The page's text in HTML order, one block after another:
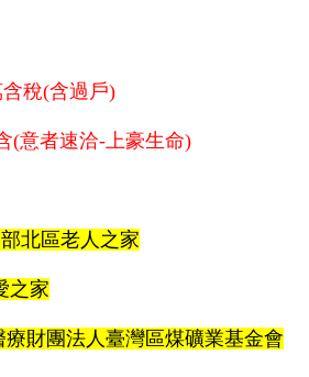
稅(含過戶)
(意者速洽-上豪生命)
北區老人之家
家
財團法人臺灣區煤礦業基金會